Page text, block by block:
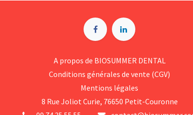
A p​ropos de BIOSUMMER DENTAL
Conditions générales d​e vente (CGV)
Mentions légales
8 Rue Jol​iot Curie, 76650 Petit-Couronne